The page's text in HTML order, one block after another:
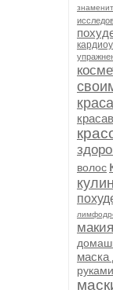
волос
маска
руками